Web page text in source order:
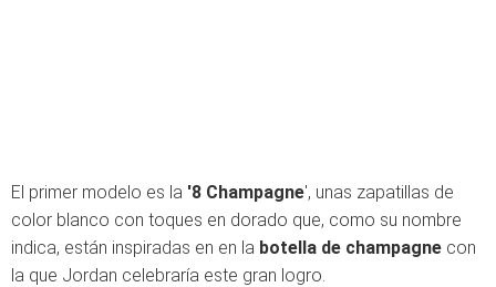
El primer modelo es la '8 Champagne', unas zapatillas de
color blanco con toques en dorado que, como su nombre
indica, están inspiradas en en la botella de champagne con
la que Jordan celebraría este gran logro.